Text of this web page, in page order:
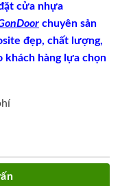
cửa nhựa
chuyên sản
đẹp, chất lượng,
khách hàng lựa chọn